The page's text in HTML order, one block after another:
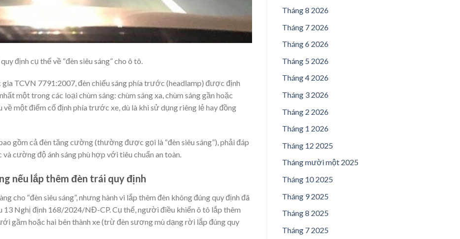
định cụ thể về “đèn siêu sáng” cho ô tô.
gia TCVN 7791:2007, đèn chiếu sáng phía trước (headlamp) được định
một trong các loại chùm sáng: chùm sáng xa, chùm sáng gần hoặc
một điểm cố định phía trước xe, dù là khi sử dụng riêng lẻ hay đồng
gồm cả đèn tăng cường (thường được gọi là “đèn siêu sáng”), phải đáp
cường độ ánh sáng phù hợp với tiêu chuẩn an toàn.
nếu lắp thêm đèn trái quy định
cho “đèn siêu sáng”, nhưng hành vi lắp thêm đèn không đúng quy định đã
Nghị định 168/2024/NĐ-CP. Cụ thể, người điều khiển ô tô lắp thêm
gầm hoặc hai bên thành xe (trừ đèn sương mù dạng rời lắp đúng quy
Tháng 8 2026
Tháng 7 2026
Tháng 6 2026
Tháng 5 2026
Tháng 4 2026
Tháng 3 2026
Tháng 2 2026
Tháng 1 2026
Tháng 12 2025
Tháng mười một 2025
Tháng 10 2025
Tháng 9 2025
Tháng 8 2025
Tháng 7 2025